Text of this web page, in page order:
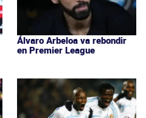
Álvaro Arbeloa va rebondir
en Premier League